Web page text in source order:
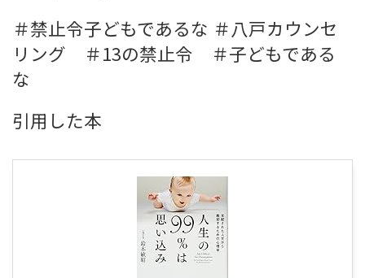
＃禁止令子どもであるな ＃八戸カウンセ
リング ＃13の禁止令 ＃子どもである
な
引用した本